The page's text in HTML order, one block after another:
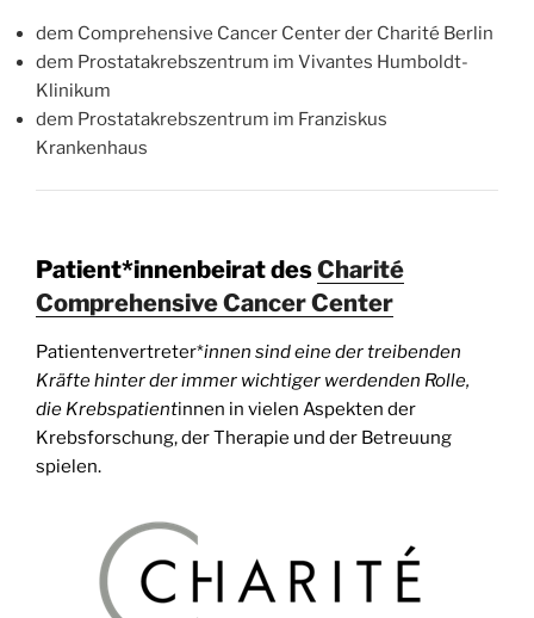
dem Comprehensive Cancer Center der Charité Berlin
dem Prostatakrebszentrum im Vivantes Humboldt-
Klinikum
dem Prostatakrebszentrum im Franziskus
Krankenhaus
Patient*innenbeirat desCharité
Comprehensive Cancer Center
Patientenvertreter*innen sind eine der treibenden
Kräfte hinter der immer wichtiger werdenden Rolle,
die Krebspatientinnen in vielen Aspekten der
Krebsforschung, der Therapie und der Betreuung
spielen.